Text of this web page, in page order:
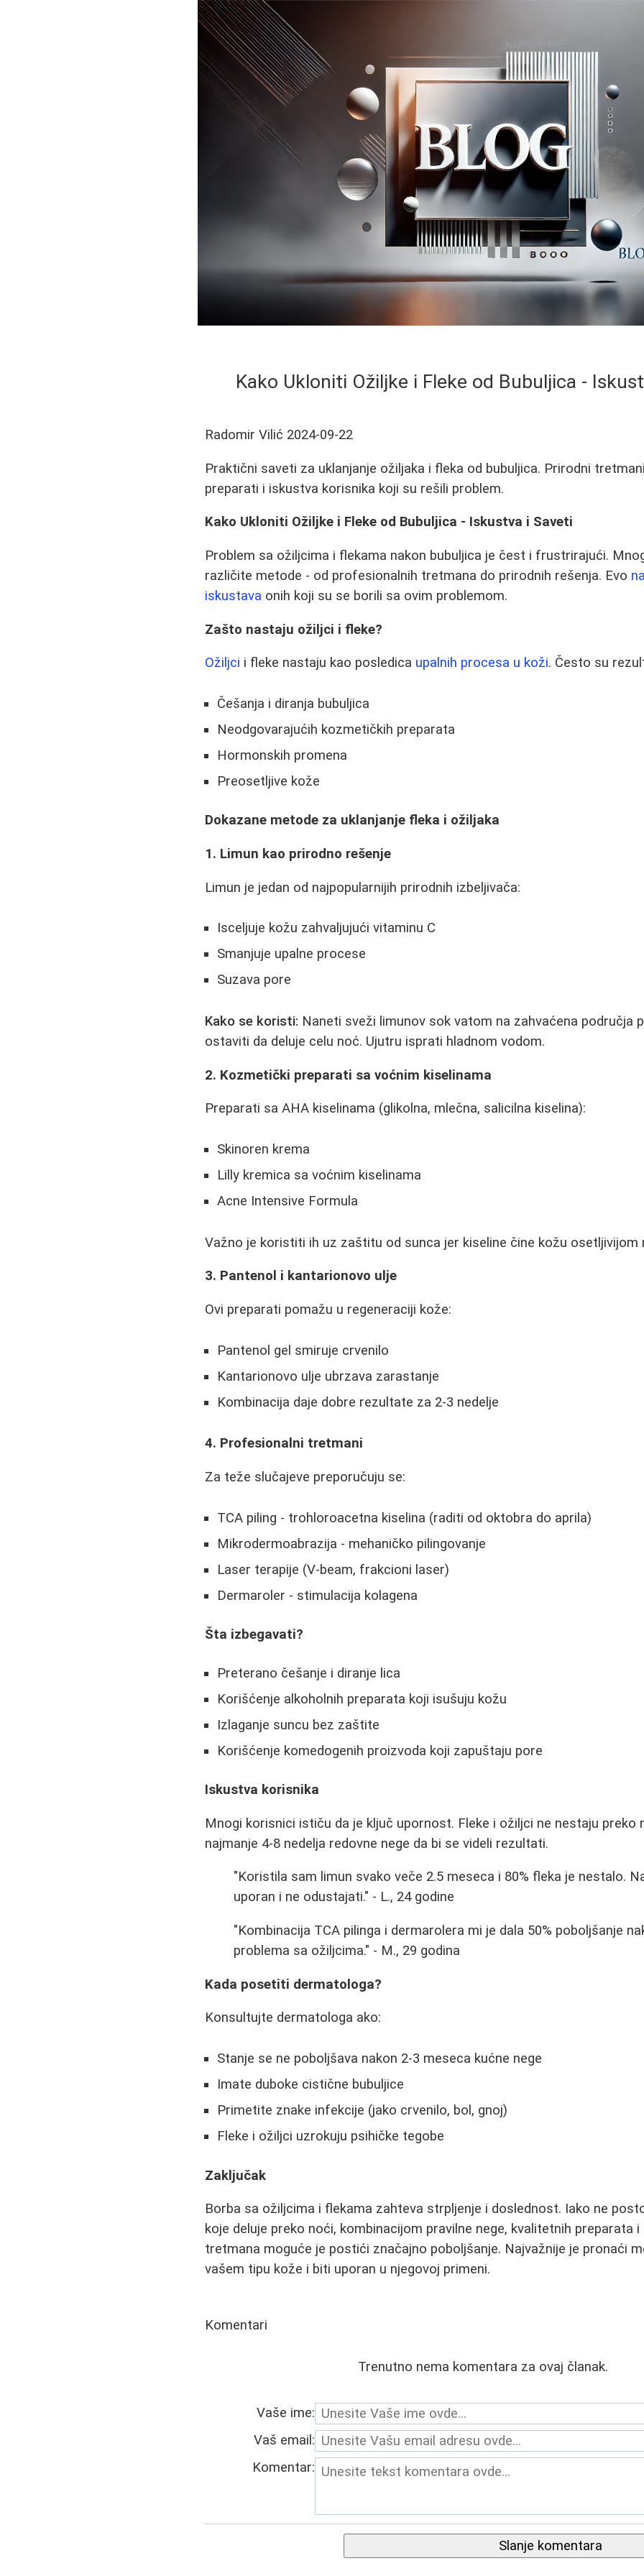
Kako Ukloniti Ožiljke i Fleke od Bubuljica -
Radomir Vilić 2024-09-22
Praktični saveti za uklanjanje ožiljaka i fleka od bubuljica. Prirodni
preparati i iskustva korisnika koji su rešili problem.
Kako Ukloniti Ožiljke i Fleke od Bubuljica - Iskustva i Saveti
Problem sa ožiljcima i flekama nakon bubuljica je čest i frustrirajući.
različite metode - od profesionalnih tretmana do prirodnih rešenja. Evo
iskustava onih koji su se borili sa ovim problemom.
Zašto nastaju ožiljci i fleke?
Ožiljci i fleke nastaju kao posledica upalnih procesa u koži. Često su
Češanja i diranja bubuljica
Neodgovarajućih kozmetičkih preparata
Hormonskih promena
Preosetljive kože
Dokazane metode za uklanjanje fleka i ožiljaka
1. Limun kao prirodno rešenje
Limun je jedan od najpopularnijih prirodnih izbeljivača:
Isceljuje kožu zahvaljujući vitaminu C
Smanjuje upalne procese
Suzava pore
Kako se koristi: Naneti sveži limunov sok vatom na zahvaćena područja
ostaviti da deluje celu noć. Ujutru isprati hladnom vodom.
2. Kozmetički preparati sa voćnim kiselinama
Preparati sa AHA kiselinama (glikolna, mlečna, salicilna kiselina):
Skinoren krema
Lilly kremica sa voćnim kiselinama
Acne Intensive Formula
Važno je koristiti ih uz zaštitu od sunca jer kiseline čine kožu osetljivijom
3. Pantenol i kantarionovo ulje
Ovi preparati pomažu u regeneraciji kože:
Pantenol gel smiruje crvenilo
Kantarionovo ulje ubrzava zarastanje
Kombinacija daje dobre rezultate za 2-3 nedelje
4. Profesionalni tretmani
Za teže slučajeve preporučuju se:
TCA piling - trohloroacetna kiselina (raditi od oktobra do aprila)
Mikrodermoabrazija - mehaničko pilingovanje
Laser terapije (V-beam, frakcioni laser)
Dermaroler - stimulacija kolagena
Šta izbegavati?
Preterano češanje i diranje lica
Korišćenje alkoholnih preparata koji isušuju kožu
Izlaganje suncu bez zaštite
Korišćenje komedogenih proizvoda koji zapuštaju pore
Iskustva korisnika
Mnogi korisnici ističu da je ključ upornost. Fleke i ožiljci ne nestaju preko
najmanje 4-8 nedelja redovne nege da bi se videli rezultati.
"Koristila sam limun svako veče 2.5 meseca i 80% fleka je nestalo.
uporan i ne odustajati." - L., 24 godine
"Kombinacija TCA pilinga i dermarolera mi je dala 50% poboljšanje
problema sa ožiljcima." - M., 29 godina
Kada posetiti dermatologa?
Konsultujte dermatologa ako:
Stanje se ne poboljšava nakon 2-3 meseca kućne nege
Imate duboke cistične bubuljice
Primetite znake infekcije (jako crvenilo, bol, gnoj)
Fleke i ožiljci uzrokuju psihičke tegobe
Zaključak
Borba sa ožiljcima i flekama zahteva strpljenje i doslednost. Iako ne
koje deluje preko noći, kombinacijom pravilne nege, kvalitetnih preparata
tretmana moguće je postići značajno poboljšanje. Najvažnije je pronaći
vašem tipu kože i biti uporan u njegovoj primeni.
Komentari
Trenutno nema komentara za ovaj članak.
Vaše ime:
Vaš email:
Komentar:
Slanje komentara